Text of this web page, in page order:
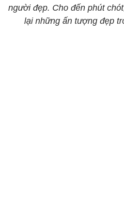
người đẹp. Cho đến phút
lại những ấn tượng đẹp